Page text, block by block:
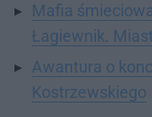
Mafia
Łagiewnik.
Awantura o
Kostrzewskiego